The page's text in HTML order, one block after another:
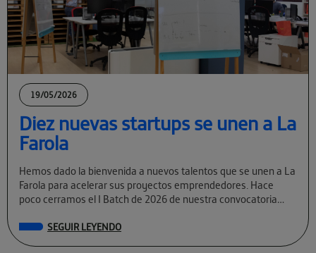
19/05/2026
Diez nuevas startups se unen a La
Farola
Hemos dado la bienvenida a nuevos talentos que se unen a La
Farola para acelerar sus proyectos emprendedores. Hace
poco cerramos el I Batch de 2026 de nuestra convocatoria
SEGUIR LEYENDO